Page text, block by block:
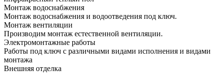
Монтаж водоснабжения
Монтаж водоснабжения и водоотведения под ключ.
Монтаж вентиляции
Производим монтаж естественной вентиляции.
Электромонтажные работы
Работы под ключ с различными видами исполнения и видами
монтажа
Внешняя отделка